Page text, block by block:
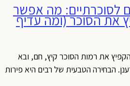
לסוכרתיים: מה אפשר
את הסוכר (ומה עדיף
את רמות הסוכר קיץ, חם, ובא
הבחירה הטבעית של רבים היא פירות